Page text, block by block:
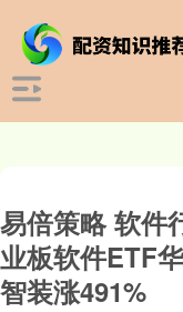
易倍策略 软件
业板软件ETF
智装涨491%